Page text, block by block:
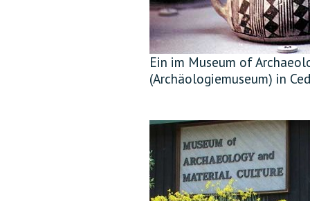
Ein im Museum of
(Archäologiemuseum) in